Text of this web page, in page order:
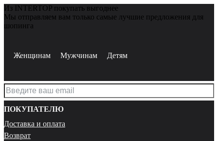
Из INTERTOP покупать выгоднее
Мы отправляем вам только самые лучшие предложения для
шопинга
Женщинам Мужчинам Детям
ПОКУПАТЕЛЮ
Доставка и оплата
Возврат